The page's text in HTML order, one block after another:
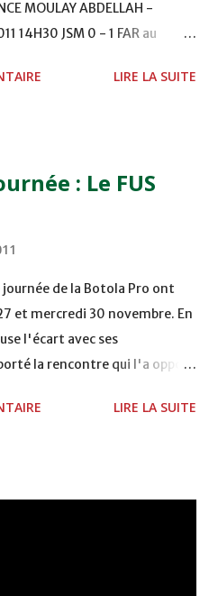
MOULAY ABDELLAH -
14H30 JSM 0 - 1 FAR au
16h30 OCK 0 - 1 HUSA
- OCS au COMPLEXE SPORTIF
pour cause de finale de la
LIRE LA SUITE
: Le FUS
de la Botola Pro ont
et mercredi 30 novembre. En
l'écart avec ses
la rencontre qui l'a opposé
à la 38e pour lesLIRE LA SUITE